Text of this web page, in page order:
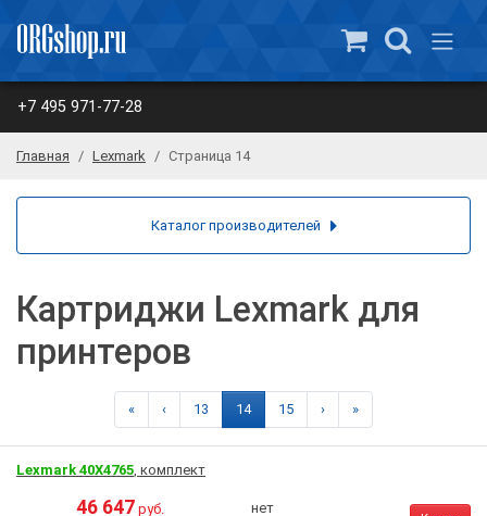
+7 495 971-77-28
Главная Lexmark Страница 14
Картриджи Lexmark для
принтеров
« ‹ 13 14 15 › »
Lexmark 40X4765, комплект
46 647 руб. нет